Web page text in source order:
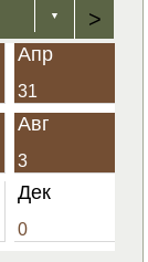
▼ >
Апр
31
Авг
3
Дек
0